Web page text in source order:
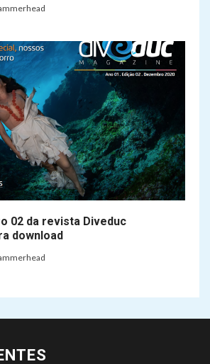
02 da revista Diveduc
download